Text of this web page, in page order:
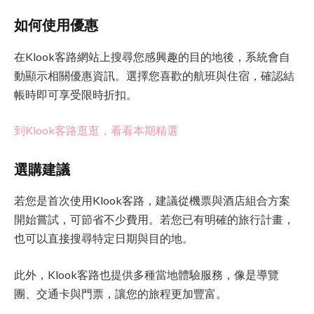
如何使用優惠
在Klook客路網站上搜尋您感興趣的目的地後，系統會自
動顯示相關優惠資訊。選擇您喜歡的航班與住宿，確認結
帳時即可享受限時折扣。
到Klook客路逛逛，看看本期精選
選購建議
若您是首次使用Klook客路，建議從機票與酒店組合方案
開始嘗試，可節省不少費用。若您已有明確的旅行計畫，
也可以直接搜尋特定日期與目的地。
此外，Klook客路也提供多種當地體驗服務，像是導覽
團、交通卡與門票，讓您的旅程更加豐富。